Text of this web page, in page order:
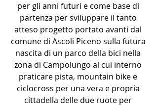
per gli anni futuri e come base di
partenza per sviluppare il tanto
atteso progetto portato avanti dal
comune di Ascoli Piceno sulla futura
nascita di un parco della bici nella
zona di Campolungo al cui interno
praticare pista, mountain bike e
ciclocross per una vera e propria
cittadella delle due ruote per